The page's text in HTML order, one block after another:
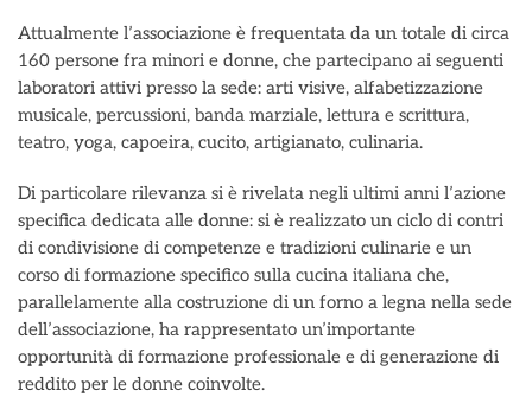
Attualmente l’associazione è frequentata da un totale di circa
160 persone fra minori e donne, che partecipano ai seguenti
laboratori attivi presso la sede: arti visive, alfabetizzazione
musicale, percussioni, banda marziale, lettura e scrittura,
teatro, yoga, capoeira, cucito, artigianato, culinaria.
Di particolare rilevanza si è rivelata negli ultimi anni l’azione
specifica dedicata alle donne: si è realizzato un ciclo di contri
di condivisione di competenze e tradizioni culinarie e un
corso di formazione specifico sulla cucina italiana che,
parallelamente alla costruzione di un forno a legna nella sede
dell’associazione, ha rappresentato un’importante
opportunità di formazione professionale e di generazione di
reddito per le donne coinvolte.